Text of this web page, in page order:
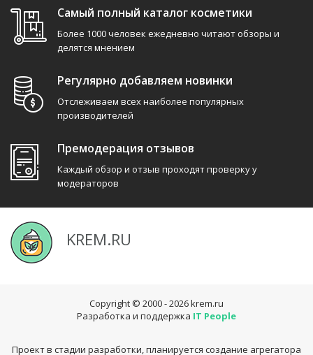
Самый полный каталог косметики
Более 1000 человек ежедневно читают обзоры и
делятся мнением
Регулярно добавляем новинки
Отслеживаем всех наиболее популярных
производителей
Премодерация отзывов
Каждый обзор и отзыв проходят проверку у
модераторов
KREM.RU
Copyright © 2000 - 2026krem.ru
Разработка и поддержка IT People
Проект в стадии разработки, планируется создание агрегатора